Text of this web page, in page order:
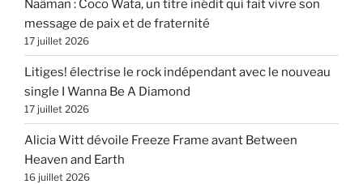
Naâman : Coco Wata, un titre inédit qui fait vivre son
message de paix et de fraternité
17 juillet 2026
Litiges! électrise le rock indépendant avec le nouveau
single I Wanna Be A Diamond
17 juillet 2026
Alicia Witt dévoile Freeze Frame avant Between
Heaven and Earth
16 juillet 2026